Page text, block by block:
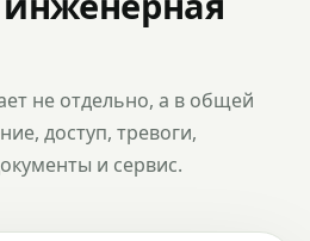
не отдельно, а в общей
доступ, тревоги,
и сервис.